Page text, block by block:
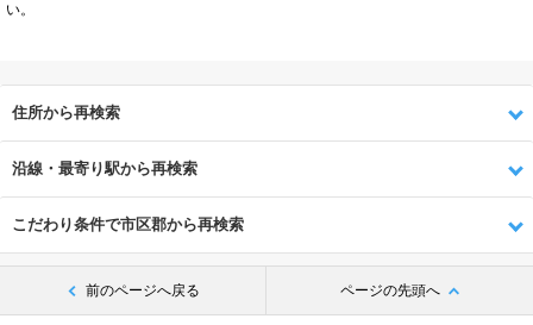
い。
住所から再検索
沿線・最寄り駅から再検索
こだわり条件で市区郡から再検索
前のページへ戻る ページの先頭へ